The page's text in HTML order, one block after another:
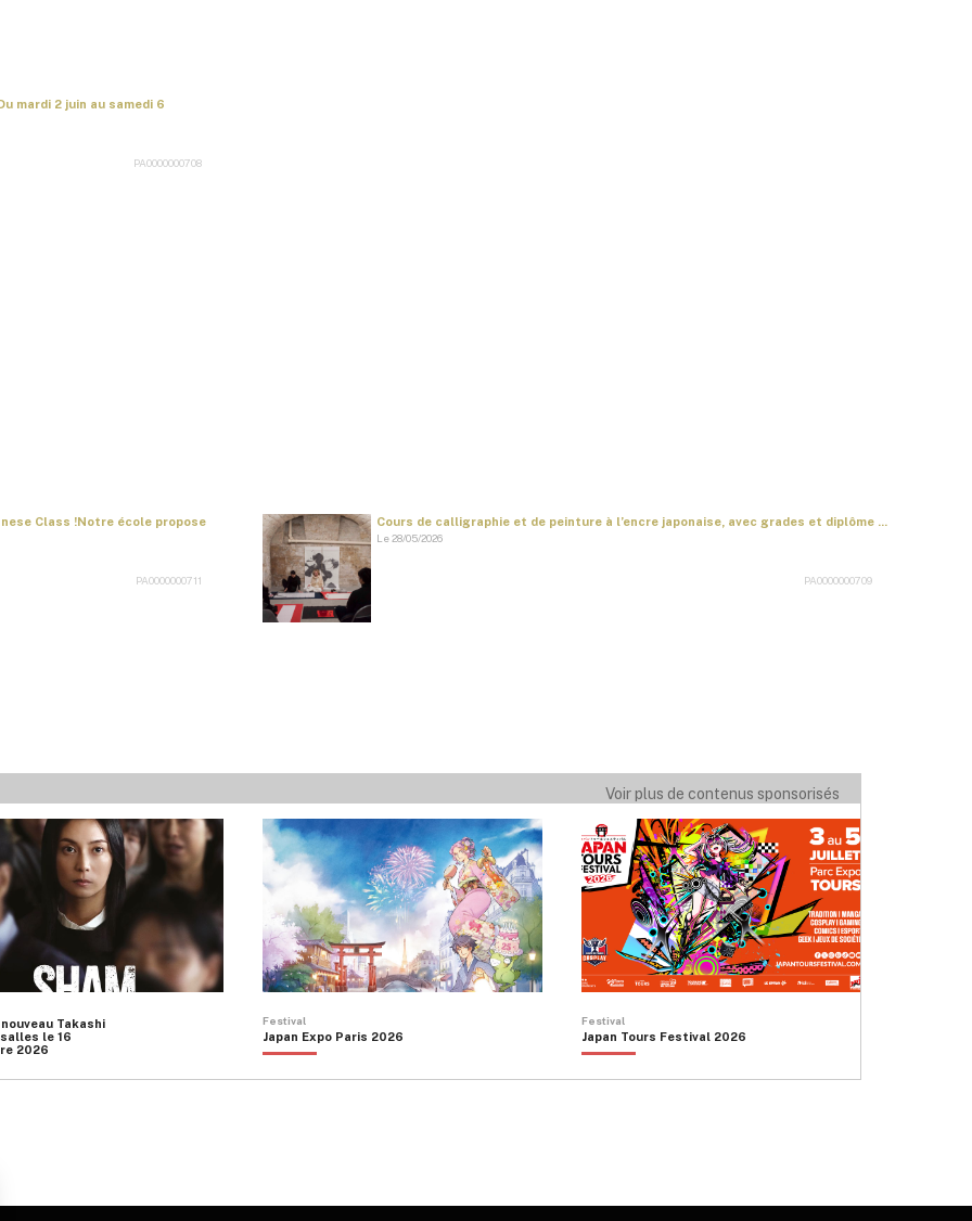
mardi 2 juin au samedi 6
PA0000000708
Class !Notre école propose
PA0000000711
Cours de calligraphie et de peinture à l’encre japonaise, avec grades et diplôme ...
Le 28/05/2026
PA0000000709
Voir plus de contenus sponsorisés
Takashi
le 16
2026
Festival
Japan Expo Paris 2026
Festival
Japan Tours Festival 2026